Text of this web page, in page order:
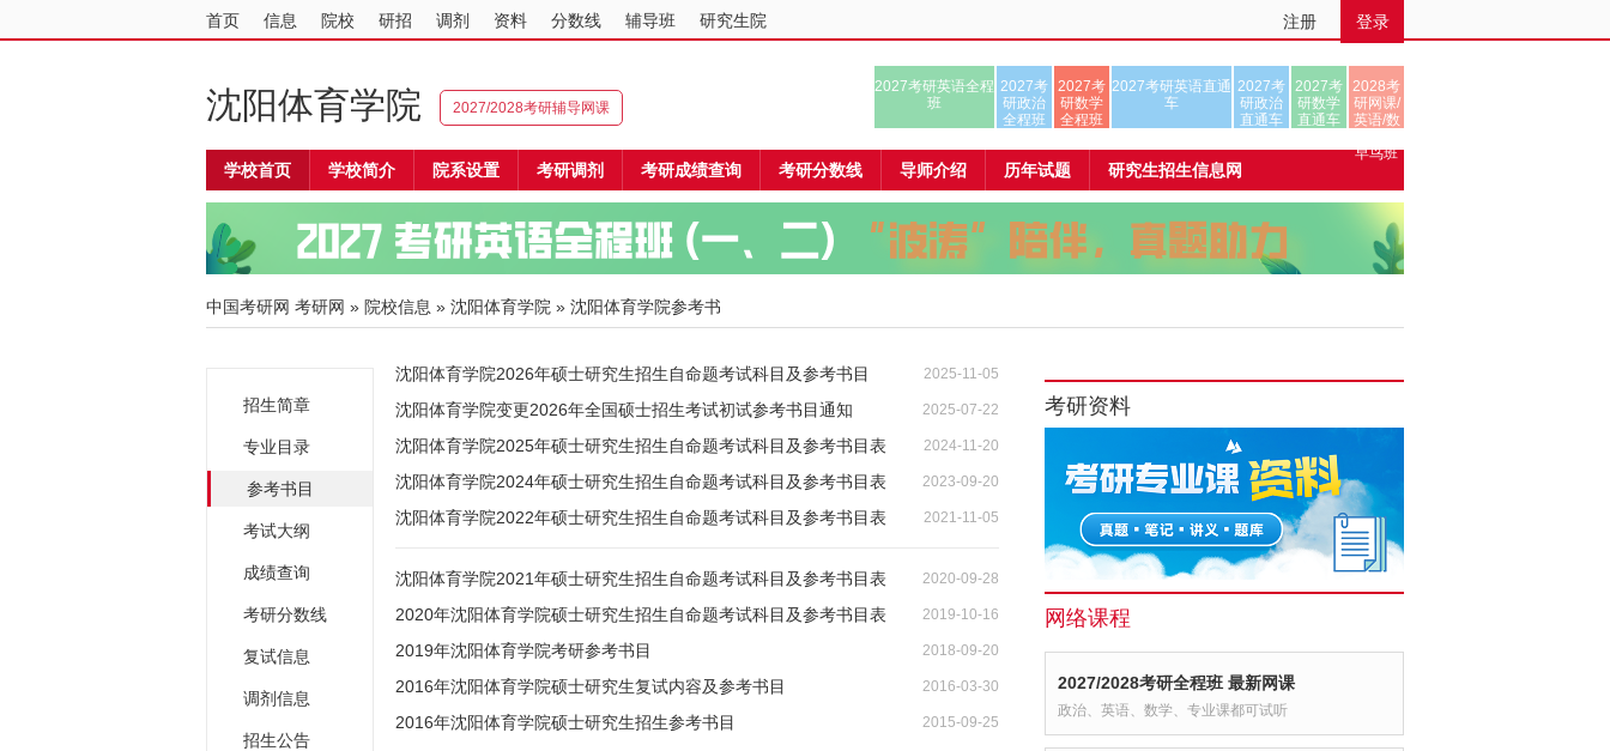
首页 信息 院校 研招 调剂 资料 分数线 辅导班 研究生院 注册 登录
沈阳体育学院 2027/2028考研辅导网课
2027考研英语全程
班
2027考
研政治
全程班
2027考
研数学
全程班
2027考研英语直通
车
2027考
研政治
直通车
2027考
研数学
直通车
2028考
研网课/
英语/数
早鸟班
学校首页 学校简介 院系设置 考研调剂 考研成绩查询 考研分数线 导师介绍 历年试题 研究生招生信息网
中国考研网 考研网 » 院校信息 » 沈阳体育学院 » 沈阳体育学院参考书
招生简章
专业目录
参考书目
考试大纲
成绩查询
考研分数线
复试信息
调剂信息
招生公告
沈阳体育学院2026年硕士研究生招生自命题考试科目及参考书目 2025-11-05
沈阳体育学院变更2026年全国硕士招生考试初试参考书目通知 2025-07-22
沈阳体育学院2025年硕士研究生招生自命题考试科目及参考书目表 2024-11-20
沈阳体育学院2024年硕士研究生招生自命题考试科目及参考书目表 2023-09-20
沈阳体育学院2022年硕士研究生招生自命题考试科目及参考书目表 2021-11-05
沈阳体育学院2021年硕士研究生招生自命题考试科目及参考书目表 2020-09-28
2020年沈阳体育学院硕士研究生招生自命题考试科目及参考书目表 2019-10-16
2019年沈阳体育学院考研参考书目 2018-09-20
2016年沈阳体育学院硕士研究生复试内容及参考书目 2016-03-30
2016年沈阳体育学院硕士研究生招生参考书目 2015-09-25
考研资料
网络课程
2027/2028考研全程班 最新网课
政治、英语、数学、专业课都可试听